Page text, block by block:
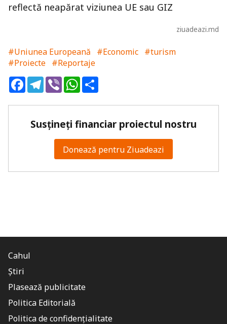
reflectă neapărat viziunea UE sau GIZ
ziuadeazi.md
#Uniunea Europeană #Economic #turism
#Proiecte #Reportaje
FacebookTelegram
ViberWhatsApp
Susțineți financiar proiectul nostru
Donează pentru Ziuadeazi
Cahul
Știri
Plasează publicitate
Politica Editorială
Politica de confidențialitate